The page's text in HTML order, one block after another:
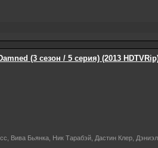
(3 сезон / 5 серия) (2013
Вива Бьянка, Ник Тарабэй, Дастин Клер,